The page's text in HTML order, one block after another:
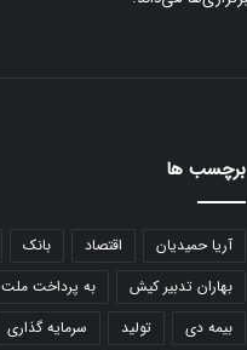
برچسب ها
آریا حمیدیان اقتصاد بانک
بهاران تدبیر کیش
به پرداخت ملت
بیمه دی
تولید سرمایه گذاری